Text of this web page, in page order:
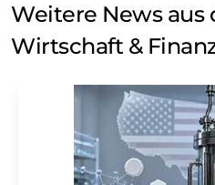
Weitere News aus
Wirtschaft &